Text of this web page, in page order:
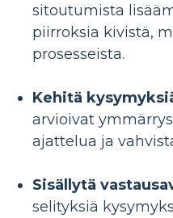
sitoutumista
piirroksia kivistä,
prosesseista.
Kehitä
arvioivat
ajattelua ja
Sisällytä
selityksiä